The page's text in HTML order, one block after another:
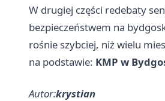
W drugiej części redebaty
bezpieczeństwem na
rośnie szybciej, niż wielu
na podstawie: KMP w
Autor:krystian